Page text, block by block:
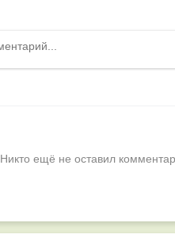
Никто ещё не оставил